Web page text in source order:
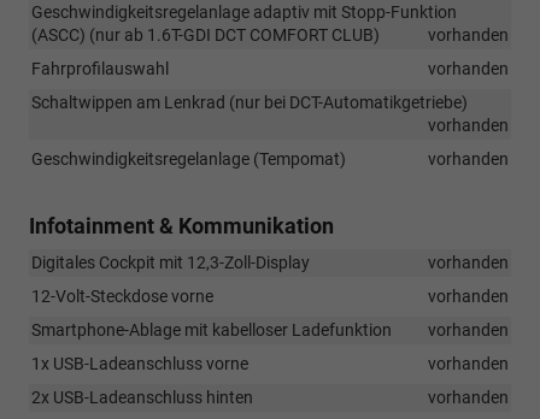
Geschwindigkeitsregelanlage adaptiv mit Stopp-Funktion
(ASCC) (nur ab 1.6T-GDI DCT COMFORT CLUB)
vorhanden
Fahrprofilauswahl
vorhanden
Schaltwippen am Lenkrad (nur bei DCT-Automatikgetriebe)
vorhanden
Geschwindigkeitsregelanlage (Tempomat)
vorhanden
Infotainment & Kommunikation
Digitales Cockpit mit 12,3-Zoll-Display
vorhanden
12-Volt-Steckdose vorne
vorhanden
Smartphone-Ablage mit kabelloser Ladefunktion
vorhanden
1x USB-Ladeanschluss vorne
vorhanden
2x USB-Ladeanschluss hinten
vorhanden